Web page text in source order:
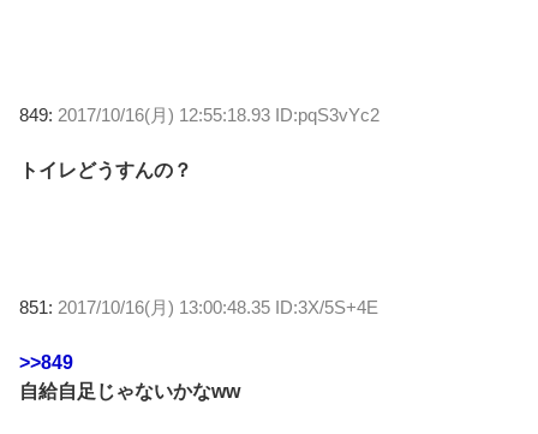
849: 2017/10/16(月) 12:55:18.93 ID:pqS3vYc2
トイレどうすんの？
851: 2017/10/16(月) 13:00:48.35 ID:3X/5S+4E
>>849
自給自足じゃないかなww